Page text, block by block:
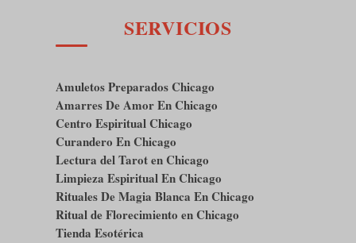
SERVICIOS
Amuletos Preparados Chicago
Amarres De Amor En Chicago
Centro Espiritual Chicago
Curandero En Chicago
Lectura del Tarot en Chicago
Limpieza Espiritual En Chicago
Rituales De Magia Blanca En Chicago
Ritual de Florecimiento en Chicago
Tienda Esotérica